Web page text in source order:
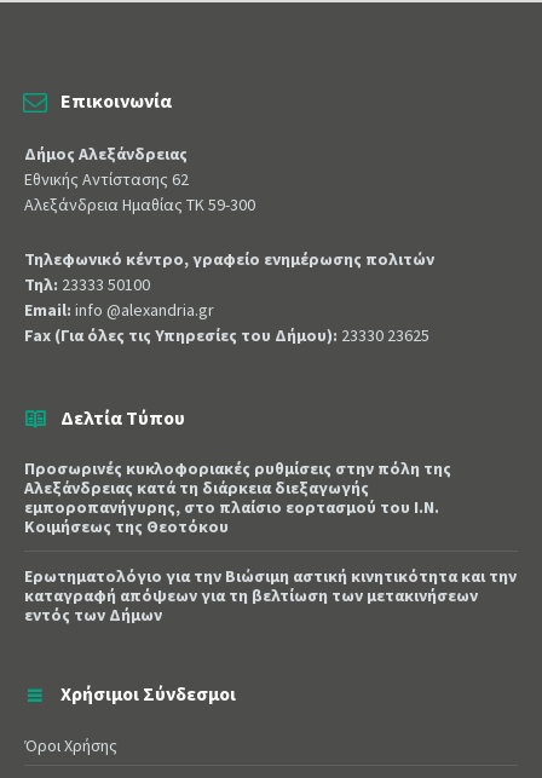
Επικοινωνία
Δήμος Αλεξάνδρειας
Εθνικής Αντίστασης 62
Αλεξάνδρεια Ημαθίας ΤΚ 59-300
Τηλεφωνικό κέντρο, γραφείο ενημέρωσης πολιτών
Τηλ: 23333 50100
Email: info @alexandria.gr
Fax (Για όλες τις Υπηρεσίες του Δήμου): 23330 23625
Δελτία Τύπου
Προσωρινές κυκλοφοριακές ρυθμίσεις στην πόλη της
Αλεξάνδρειας κατά τη διάρκεια διεξαγωγής
εμποροπανήγυρης, στο πλαίσιο εορτασμού του Ι.Ν.
Κοιμήσεως της Θεοτόκου
Ερωτηματολόγιο για την Βιώσιμη αστική κινητικότητα και την
καταγραφή απόψεων για τη βελτίωση των μετακινήσεων
εντός των Δήμων
Χρήσιμοι Σύνδεσμοι
Όροι Χρήσης